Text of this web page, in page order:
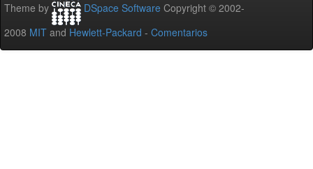
Theme by DSpace Software Copyright © 2002-
2008 MIT and Hewlett-Packard - Comentarios